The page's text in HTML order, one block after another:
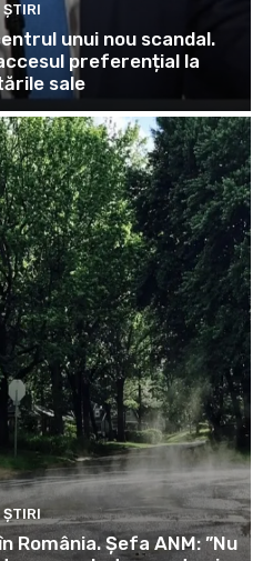
ȘTIRI
unui nou scandal.
preferențial la
sale
ȘTIRI
România. Șefa ANM: ”Nu